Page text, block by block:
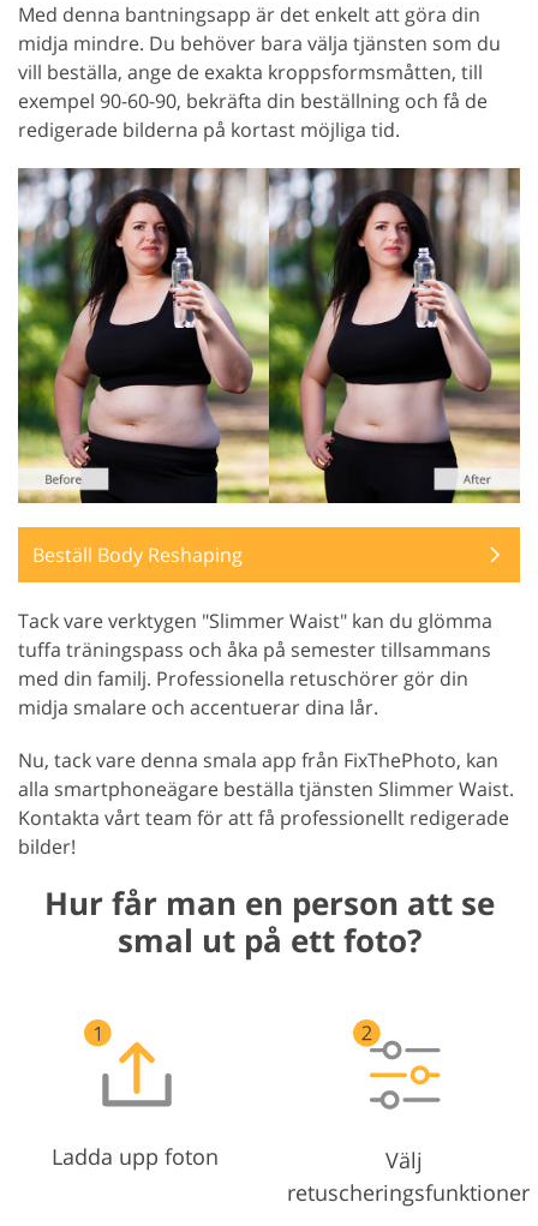
Med denna bantningsapp är det enkelt att göra din
midja mindre. Du behöver bara välja tjänsten som du
vill beställa, ange de exakta kroppsformsmåtten, till
exempel 90-60-90, bekräfta din beställning och få de
redigerade bilderna på kortast möjliga tid.
Beställ Body Reshaping
Tack vare verktygen "Slimmer Waist" kan du glömma
tuffa träningspass och åka på semester tillsammans
med din familj. Professionella retuschörer gör din
midja smalare och accentuerar dina lår.
Nu, tack vare denna smala app från FixThePhoto, kan
alla smartphoneägare beställa tjänsten Slimmer Waist.
Kontakta vårt team för att få professionellt redigerade
bilder!
Hur får man en person att se
smal ut på ett foto?
Ladda upp foton
Välj
retuscheringsfunktioner